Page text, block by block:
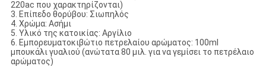
220ac που χαρακτηρίζονται)
3. Επίπεδο θορύβου: Σιωπηλός
4. Χρώμα: Ασήμι
5. Υλικό της κατοικίας: Αργίλιο
6. Εμπορευματοκιβώτιο πετρελαίου αρώματος: 100ml
μπουκάλι γυαλιού (ανώτατα 80 μιλ. για να γεμίσει το πετρέλαιο
αρώματος)